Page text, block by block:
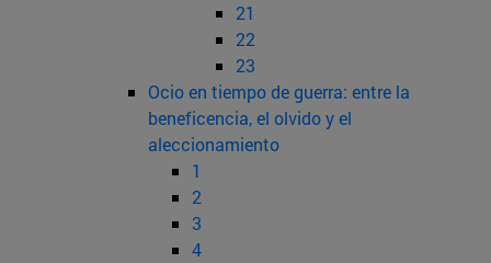
21
22
23
Ocio en tiempo de guerra: entre la
beneficencia, el olvido y el
aleccionamiento
1
2
3
4